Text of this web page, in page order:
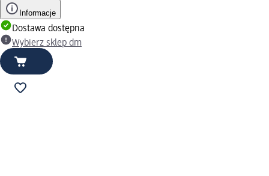
Informacje
Dostawa dostępna
Wybierz sklep dm